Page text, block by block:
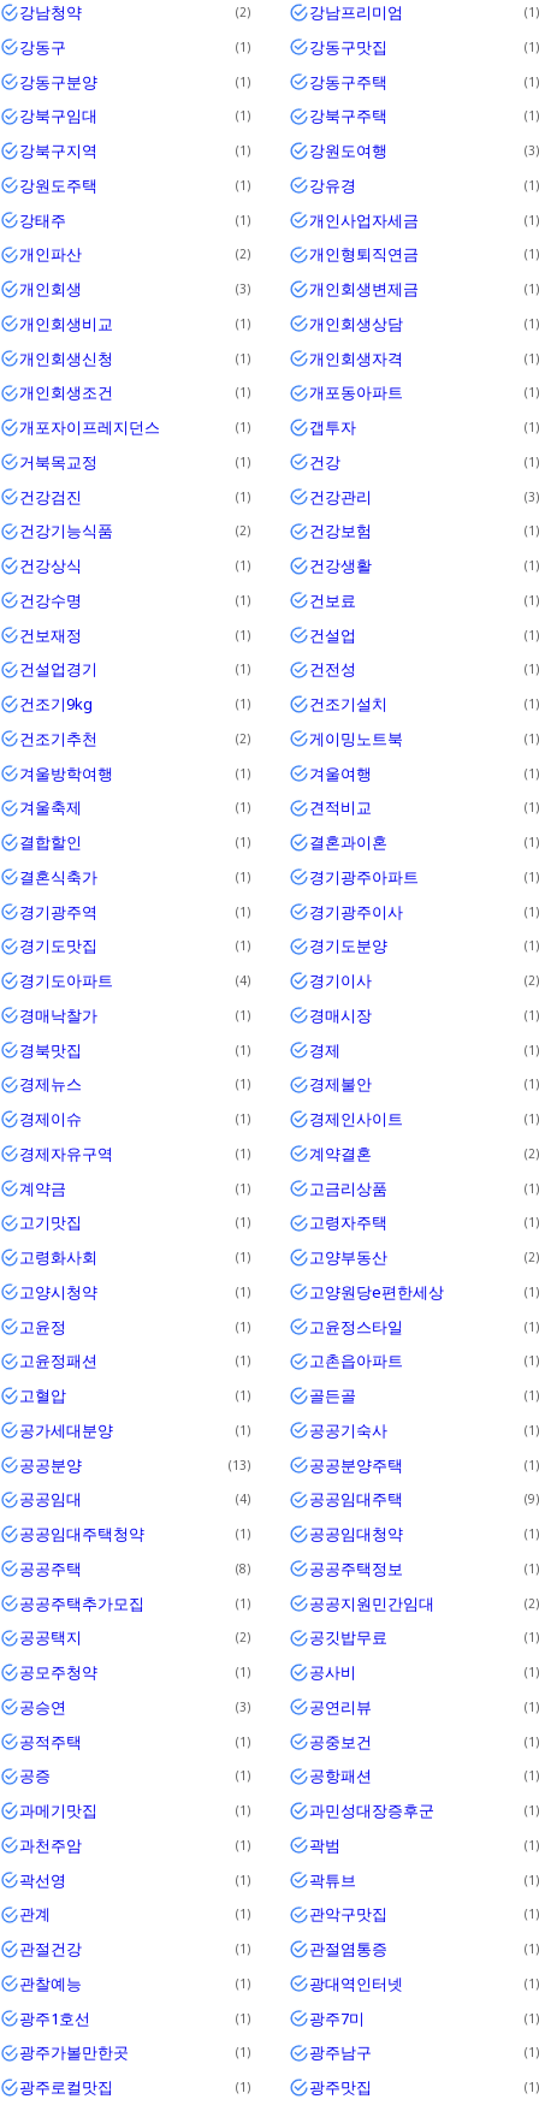
강남청약 2 강남프리미엄 1
강동구 1 강동구맛집 1
강동구분양 1 강동구주택 1
강북구임대 1 강북구주택 1
강북구지역 1 강원도여행 3
강원도주택 1 강유경 1
강태주 1 개인사업자세금 1
개인파산 2 개인형퇴직연금 1
개인회생 3 개인회생변제금 1
개인회생비교 1 개인회생상담 1
개인회생신청 1 개인회생자격 1
개인회생조건 1 개포동아파트 1
개포자이프레지던스 1 갭투자 1
거북목교정 1 건강 1
건강검진 1 건강관리 3
건강기능식품 2 건강보험 1
건강상식 1 건강생활 1
건강수명 1 건보료 1
건보재정 1 건설업 1
건설업경기 1 건전성 1
건조기9kg 1 건조기설치 1
건조기추천 2 게이밍노트북 1
겨울방학여행 1 겨울여행 1
겨울축제 1 견적비교 1
결합할인 1 결혼과이혼 1
결혼식축가 1 경기광주아파트 1
경기광주역 1 경기광주이사 1
경기도맛집 1 경기도분양 1
경기도아파트 4 경기이사 2
경매낙찰가 1 경매시장 1
경북맛집 1 경제 1
경제뉴스 1 경제불안 1
경제이슈 1 경제인사이트 1
경제자유구역 1 계약결혼 2
계약금 1 고금리상품 1
고기맛집 1 고령자주택 1
고령화사회 1 고양부동산 2
고양시청약 1 고양원당e편한세상 1
고윤정 1 고윤정스타일 1
고윤정패션 1 고촌읍아파트 1
고혈압 1 골든골 1
공가세대분양 1 공공기숙사 1
공공분양 13 공공분양주택 1
공공임대 4 공공임대주택 9
공공임대주택청약 1 공공임대청약 1
공공주택 8 공공주택정보 1
공공주택추가모집 1 공공지원민간임대 2
공공택지 2 공깃밥무료 1
공모주청약 1 공사비 1
공승연 3 공연리뷰 1
공적주택 1 공중보건 1
공증 1 공항패션 1
과메기맛집 1 과민성대장증후군 1
과천주암 1 곽범 1
곽선영 1 곽튜브 1
관계 1 관악구맛집 1
관절건강 1 관절염통증 1
관찰예능 1 광대역인터넷 1
광주1호선 1 광주7미 1
광주가볼만한곳 1 광주남구 1
광주로컬맛집 1 광주맛집 1